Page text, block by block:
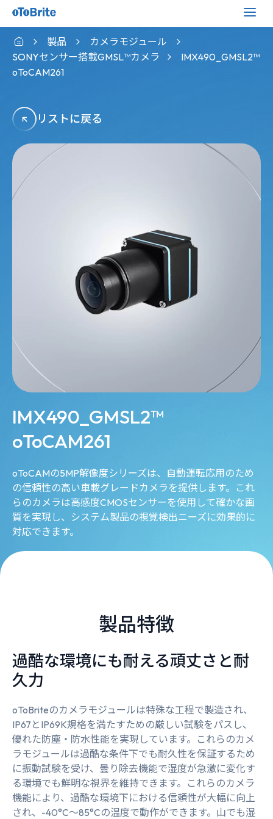
製品
カメラモジュール
SONYセンサー搭載GMSL™カメラ
IMX490_GMSL2™
oToCAM261
リストに戻る
IMX490_GMSL2™
oToCAM261
oToCAMの5MP解像度シリーズは、自動運転応用のため
の信頼性の高い車載グレードカメラを提供します。これ
らのカメラは高感度CMOSセンサーを使用して確かな画
質を実現し、システム製品の視覚検出ニーズに効果的に
対応できます。
製品特徴
過酷な環境にも耐える頑丈さと耐
久力
oToBriteのカメラモジュールは特殊な工程で製造され、
IP67とIP69K規格を満たすための厳しい試験をパスし、
優れた防塵・防水性能を実現しています。これらのカメ
ラモジュールは過酷な条件下でも耐久性を保証するため
に振動試験を受け、曇り除去機能で湿度が急激に変化す
る環境でも鮮明な視界を維持できます。これらのカメラ
機能により、過酷な環境下における信頼性が大幅に向上
され、-40°C～85°Cの温度で動作ができます。山でも湿